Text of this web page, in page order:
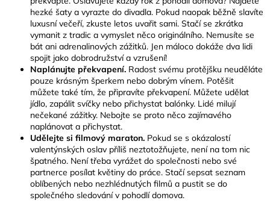
hezké šaty a vyrazte do divadla. Pokud naopak běžně slavíte
luxusní večeří, zkuste letos uvařit sami. Stačí se zkrátka
vymanit z tradic a vymyslet něco originálního. Nemusíte se
bát ani adrenalinových zážitků. Jen máloco dokáže dva lidi
spojit jako dobrodružství a vzrušení!
Naplánujte překvapení. Radost svému protějšku neuděláte
pouze krásným šperkem nebo dobrým vínem. Potěšit
můžete také tím, že připravíte překvapení. Můžete udělat
jídlo, zapálit svíčky nebo přichystat balónky. Lidé milují
nečekané zážitky. Nebojte se proto něco zajímavého
naplánovat a přichystat.
Udělejte si filmový maraton. Pokud se s okázalostí
valentýnských oslav příliš neztotožňujete, není na tom nic
špatného. Není třeba vyrážet do společnosti nebo své
partnerce posílat květiny do práce. Stačí sepsat seznam
oblíbených nebo nezhlédnutých filmů a pustit se do
společného sledování v pohodlí domova.